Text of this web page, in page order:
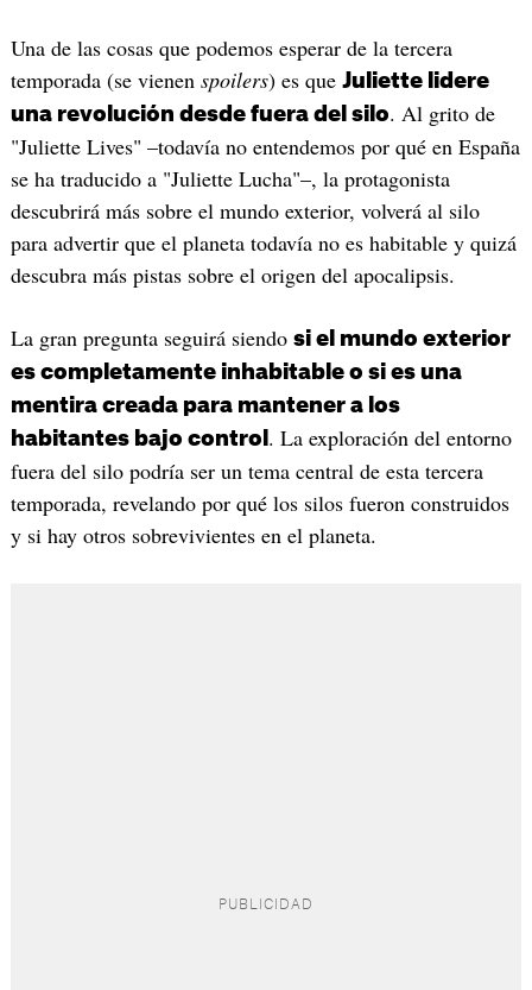
Una de las cosas que podemos esperar de la tercera
temporada (se vienen spoilers) es que Juliette lidere
una revolución desde fuera del silo. Al grito de
"Juliette Lives" –todavía no entendemos por qué en España
se ha traducido a "Juliette Lucha"–, la protagonista
descubrirá más sobre el mundo exterior, volverá al silo
para advertir que el planeta todavía no es habitable y quizá
descubra más pistas sobre el origen del apocalipsis.
La gran pregunta seguirá siendo si el mundo exterior
es completamente inhabitable o si es una
mentira creada para mantener a los
habitantes bajo control . La exploración del entorno
fuera del silo podría ser un tema central de esta tercera
temporada, revelando por qué los silos fueron construidos
y si hay otros sobrevivientes en el planeta.